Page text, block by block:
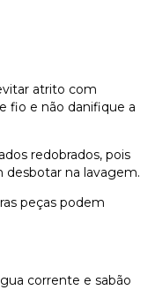
atrito com
fio e não danifique a
redobrados, pois
desbotar na lavagem.
peças podem
corrente e sabão